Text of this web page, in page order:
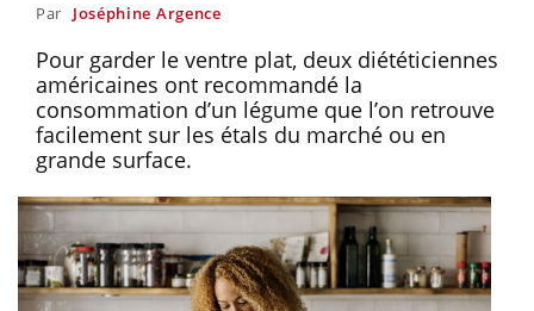
Par Joséphine Argence
Pour garder le ventre plat, deux diététiciennes
américaines ont recommandé la
consommation d’un légume que l’on retrouve
facilement sur les étals du marché ou en
grande surface.